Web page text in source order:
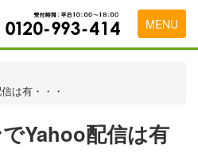
MENU
は有・・・
Yahoo配信は有